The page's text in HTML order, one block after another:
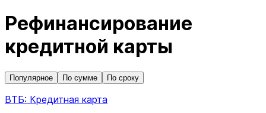
Рефинансирование
кредитной карты
Популярное По сумме По сроку
ВТБ: Кредитная карта